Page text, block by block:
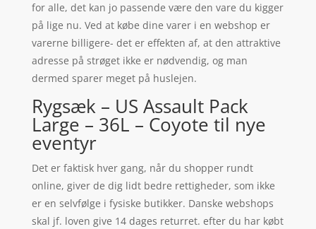
for alle, det kan jo passende være den vare du kigger
på lige nu. Ved at købe dine varer i en webshop er
varerne billigere- det er effekten af, at den attraktive
adresse på strøget ikke er nødvendig, og man
dermed sparer meget på huslejen.
Rygsæk – US Assault Pack
Large – 36L – Coyote til nye
eventyr
Det er faktisk hver gang, når du shopper rundt
online, giver de dig lidt bedre rettigheder, som ikke
er en selvfølge i fysiske butikker. Danske webshops
skal jf. loven give 14 dages returret. efter du har købt